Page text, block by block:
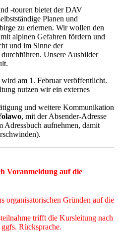
-touren bietet der DAV
Planen und
zu erlernen. Wir wollen den
alpinen Gefahren fördern und
und im Sinne der
Unsere Ausbilder
am 1. Februar veröffentlicht.
nutzen wir ein externes
und weitere Kommunikation
, mit der Absender-Adresse
Adressbuch aufnehmen, damit
Voranmeldung auf die
organisatorischen Gründen auf die
trifft die Kursleitung nach
Rücksprache.